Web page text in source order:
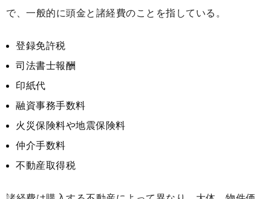
で、一般的に頭金と諸経費のことを指している。
登録免許税
司法書士報酬
印紙代
融資事務手数料
火災保険料や地震保険料
仲介手数料
不動産取得税